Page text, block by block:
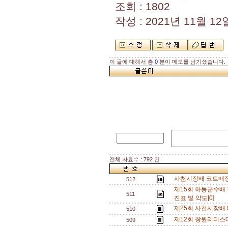
조회 : 1802
작성 : 2021년 11월 12
이 글에 대해서 총 0 분이 메모를 남기셨습니다.
전체 자료수 : 792 건
512 사천시장배 코트배
511
제15회 하동군수배
진표 및 약도[0]
510 제25회 사천시장
509 제12회 창원리더